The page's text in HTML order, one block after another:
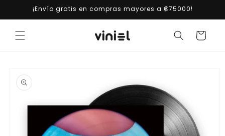
directamente
al contenido
¡Envío gratis en compras mayores a ₡75000!
Carrito
información